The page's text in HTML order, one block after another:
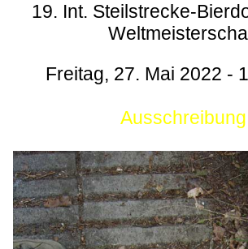
19. Int. Steilstrecke-
Freitag, 27. Mai 2022 -
Ausschreibung